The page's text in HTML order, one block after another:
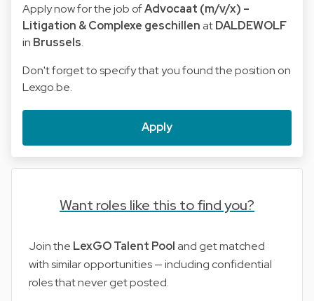
Apply now for the job ofAdvocaat (m/v/x) –
Litigation & Complexe geschillen atDALDEWOLF
in Brussels.
Don't forget to specify that you found the position on
Lexgo.be.
Apply
Want roles like this to find you?
Join the LexGO Talent Pool and get matched
with similar opportunities — including confidential
roles that never get posted.